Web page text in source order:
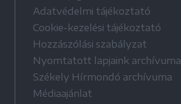
Adatvédelmi tájékoztató
Cookie-kezelési tájékoztató
Hozzászólási szabályzat
Nyomtatott lapjaink archívuma
Székely Hírmondó archívuma
Médiaajánlat